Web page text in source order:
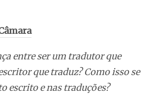
entre ser um tradutor que
que traduz? Como isso se
escrito e nas traduções?